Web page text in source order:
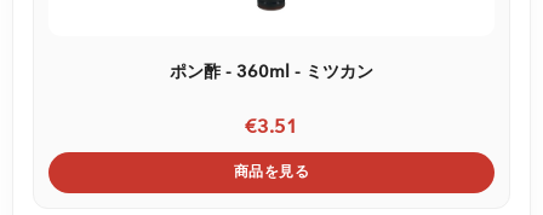
ポン酢 - 360ml - ミツカン
€3.51
商品を見る